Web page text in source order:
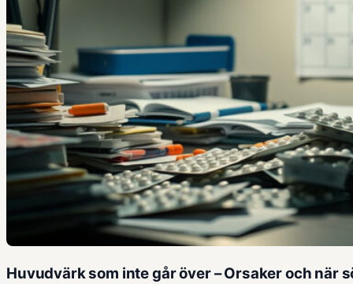
Huvudvärk som inte går över – Orsaker och när